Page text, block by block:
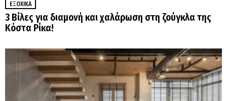
ΕΞΟΧΙΚΆ
3 Βίλες για διαμονή και χαλάρωση στη ζούγκλα της
Κόστα Ρίκα!